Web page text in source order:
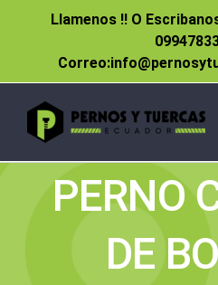
Llamenos !! O
PERNO
DE